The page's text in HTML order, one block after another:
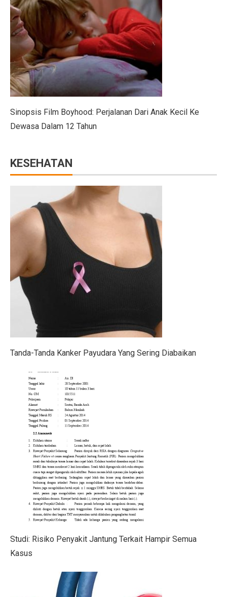
4 Manfaat Literasi Keuangan Awal, Wajib Ketahui!
Kemendag Hukum Dua Koperasi Pelanggar Aturan
Cara Mengatur Putaran Kipas Angin Saat Cuaca Dingin
Bisakah Menggabungkan Pil KB dengan Alat
Momen Menkeu Purbaya Makan Ayam Penyet di
Musyarakah Mutanaqisah: Pengertian, Rukun, dan
Batuk Terus-Menerus pada Dewasa, Cari Penyebabnya
5 Tips Beli Tanah dengan Dana Terbatas di Wilayah
Peringatan BMKG: 12 Wilayah Sulawesi Utara
Trump dan Pfizer Sepakat Turunkan Harga Obat di AS
Gen Z Pilih Keseimbangan Kerja dan Hidup, Tidak
Kerugian Banjir Jakarta Capai Rp 1,6 Triliun,
Musyarakah: Pengertian, Jenis, Syarat, dan Contoh
Anak Terkena Influenza A dan B: Kenali Gejala, Tanda
5 Kesalahan Umum yang Harus Dihindari Saat Latihan
Mengapa Manusia Lupa Masa Kecil?
Film Korea Paling Cepat Capai 1 Juta Penonton Tahun
Serangan Burung Jagal Punggung Hitam yang
SRAJ Alami Kerugian di Semester I, Perhatikan
Pemenang Film Pendek Keselamatan Berkendara dari
Studi: Golongan Darah Terkait Risiko Stroke Dini
Benarkah Angkat Beban Bakar Lebih Banyak Kalori
Sinopsis Film Boyhood: Perjalanan Dari Anak Kecil Ke
Dewasa Dalam 12 Tahun
KESEHATAN
Tanda-Tanda Kanker Payudara Yang Sering Diabaikan
Studi: Risiko Penyakit Jantung Terkait Hampir Semua
Kasus